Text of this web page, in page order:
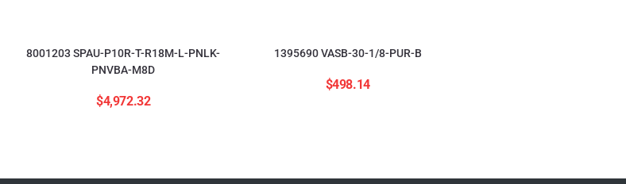
8001203 SPAU-P10R-T-R18M-L-PNLK-
PNVBA-M8D
$4,972.32
1395690 VASB-30-1/8-PUR-B
$498.14